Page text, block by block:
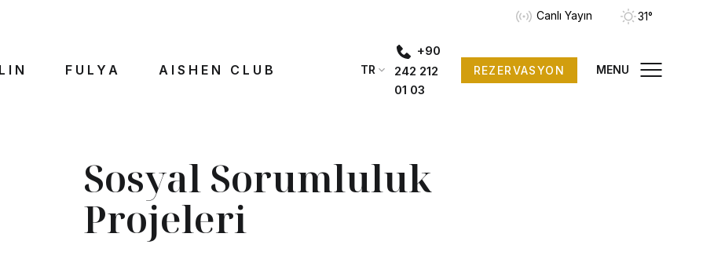
Canlı Yayın 31°
FULYA AISHEN CLUB TR
+90
242 212
01 03
REZERVASYON MENU
Sosyal Sorumluluk
Projeleri